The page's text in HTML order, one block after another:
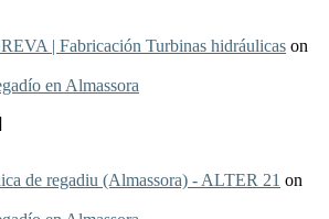
| Fabricación Turbinas hidráulicas on
en Almassora
de regadiu (Almassora) - ALTER 21 on